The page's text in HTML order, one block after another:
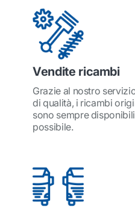
Vendite ricambi
Grazie al nostro
di qualità, i ricambi
sono sempre
possibile.